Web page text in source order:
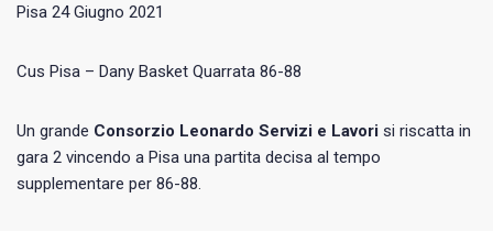
Pisa 24 Giugno 2021
Cus Pisa – Dany Basket Quarrata 86-88
Un grande Consorzio Leonardo Servizi e Lavori si riscatta in
gara 2 vincendo a Pisa una partita decisa al tempo
supplementare per 86-88.